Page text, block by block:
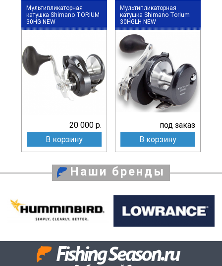
Мультипликаторная
катушка Shimano TORIUM
30HG NEW
20 000 р.
В корзину
Мультипликаторная
катушка Shimano Torium
30HGLH NEW
под заказ
В корзину
Наши бренды